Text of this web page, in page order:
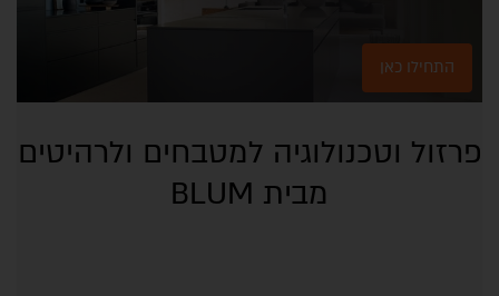
התחילו כאן
פרזול וטכנולוגיה למטבחים ולרהיטים
מבית BLUM